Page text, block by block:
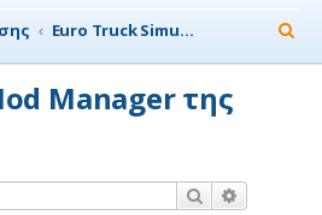
Euro Truck Simulator 2 WIKI
ν
Manager της
Αναζήτηση